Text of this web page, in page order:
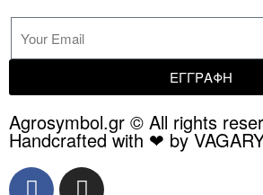
ΕΓΓΡΑΦΗ
Agrosymbol.gr © All rights
Handcrafted with ❤ by